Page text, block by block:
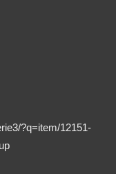
?q=item/12151-